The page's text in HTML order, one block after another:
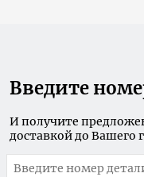
Введите
И получите
доставкой до Вашего